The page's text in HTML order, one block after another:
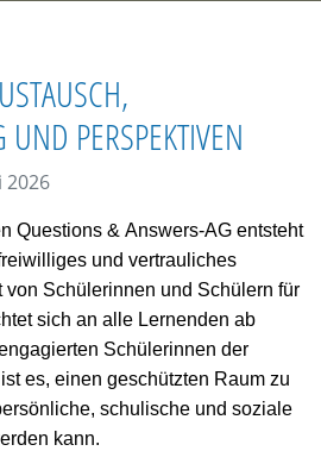
UND PERSPEKTIVEN
2026
Questions & Answers-AG entsteht
und vertrauliches
von Schülerinnen und Schülern für
sich an alle Lernenden ab
Schülerinnen der
es, einen geschützten Raum zu
schulische und soziale
kann.